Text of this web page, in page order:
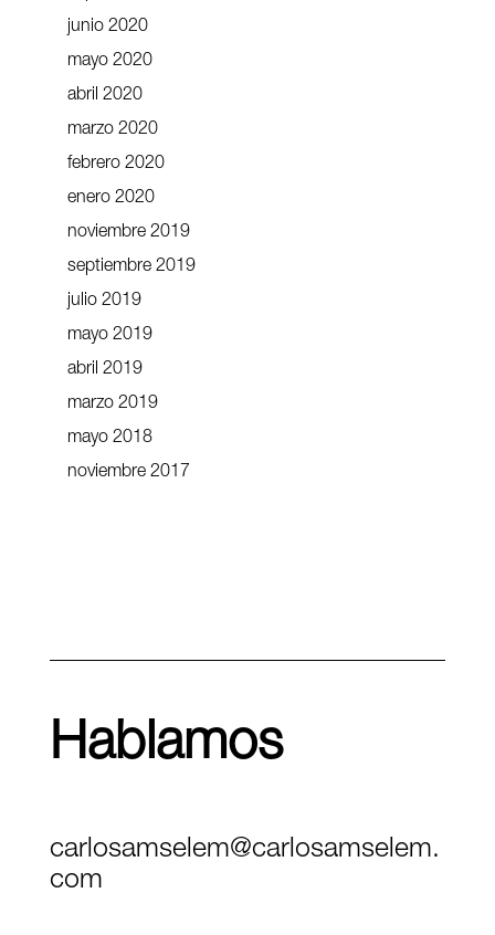
junio 2020
mayo 2020
abril 2020
marzo 2020
febrero 2020
enero 2020
noviembre 2019
septiembre 2019
julio 2019
mayo 2019
abril 2019
marzo 2019
mayo 2018
noviembre 2017
Hablamos
carlosamselem@carlosamselem.
com